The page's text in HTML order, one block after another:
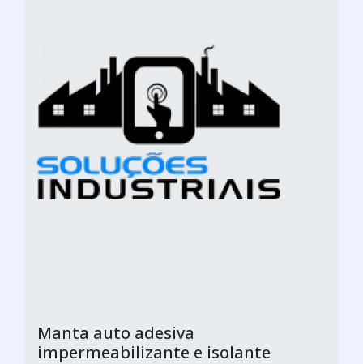
Manta auto adesiva
impermeabilizante e isolante